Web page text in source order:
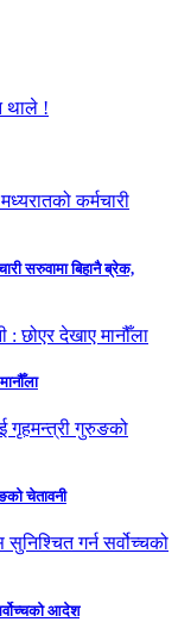
सरुवामा बिहानै ब्रेक,
चेतावनी
आदेश